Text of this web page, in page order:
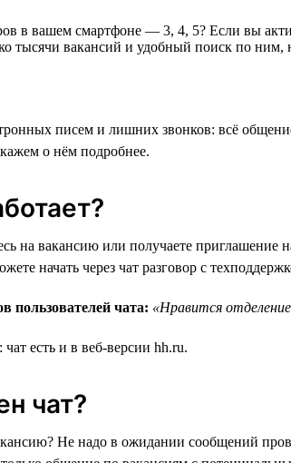
в вашем смартфоне — 3, 4, 5? Если вы
тысячи вакансий и удобный поиск по
писем и лишних звонков: всё
о нём подробнее.
на вакансию или получаете приглашение
начать через чат разговор с
пользователей чата: «Нравится
есть и в веб-версии hh.ru.
чат?
Не надо в ожидании сообщений